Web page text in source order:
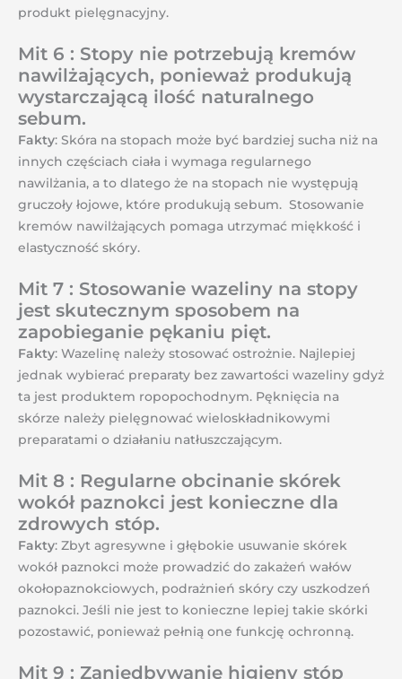
produkt pielęgnacyjny.
Mit 6 : Stopy nie potrzebują kremów
nawilżających, ponieważ produkują
wystarczającą ilość naturalnego
sebum.
Fakty: Skóra na stopach może być bardziej sucha niż na
innych częściach ciała i wymaga regularnego
nawilżania, a to dlatego że na stopach nie występują
gruczoły łojowe, które produkują sebum. Stosowanie
kremów nawilżających pomaga utrzymać miękkość i
elastyczność skóry.
Mit 7 : Stosowanie wazeliny na stopy
jest skutecznym sposobem na
zapobieganie pękaniu pięt.
Fakty: Wazelinę należy stosować ostrożnie. Najlepiej
jednak wybierać preparaty bez zawartości wazeliny gdyż
ta jest produktem ropopochodnym. Pęknięcia na
skórze należy pielęgnować wieloskładnikowymi
preparatami o działaniu natłuszczającym.
Mit 8 : Regularne obcinanie skórek
wokół paznokci jest konieczne dla
zdrowych stóp.
Fakty: Zbyt agresywne i głębokie usuwanie skórek
wokół paznokci może prowadzić do zakażeń wałów
okołopaznokciowych, podrażnień skóry czy uszkodzeń
paznokci. Jeśli nie jest to konieczne lepiej takie skórki
pozostawić, ponieważ pełnią one funkcję ochronną.
Mit 9 : Zaniedbywanie higieny stóp